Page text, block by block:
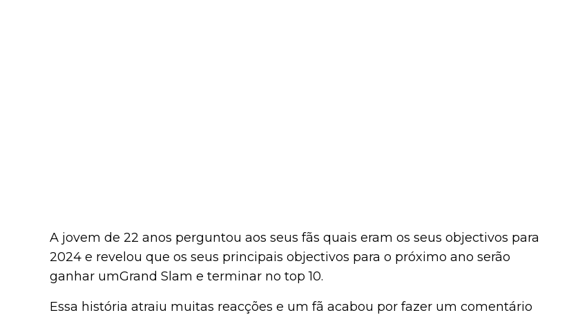
A jovem de 22 anos perguntou aos seus fãs quais eram os seus objectivos para
2024 e revelou que os seus principais objectivos para o próximo ano serão
ganhar umGrand Slam e terminar no top 10.
Essa história atraiu muitas reacções e um fã acabou por fazer um comentário